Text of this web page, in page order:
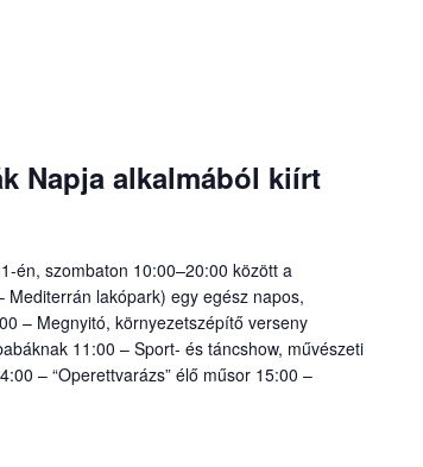
Napja alkalmából kiírt
én, szombaton 10:00–20:00 között a
lakópark) egy egész napos,
– Megnyitó, környezetszépítő verseny
11:00 – Sport- és táncshow, művészeti
– “Operettvarázs” élő műsor 15:00 –